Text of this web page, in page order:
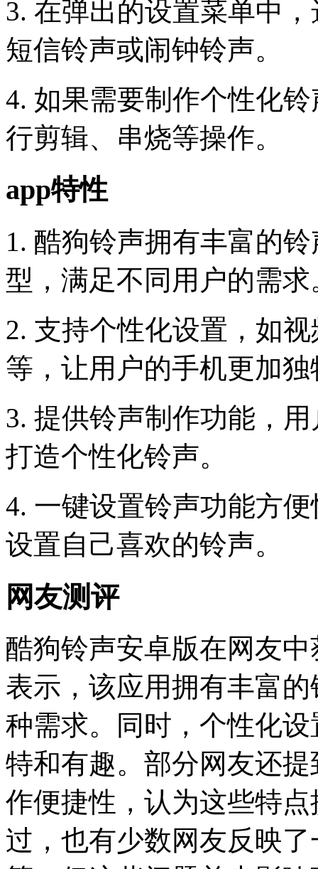
3. 在弹出的设置菜单中
短信铃声或闹钟铃声。
4. 如果需要制作个性化
行剪辑、串烧等操作。
app特性
1. 酷狗铃声拥有丰富的
型，满足不同用户的需求
2. 支持个性化设置，如
等，让用户的手机更加独
3. 提供铃声制作功能，
打造个性化铃声。
4. 一键设置铃声功能方
设置自己喜欢的铃声。
网友测评
酷狗铃声安卓版在网友
表示，该应用拥有丰富
种需求。同时，个性化
特和有趣。部分网友还
作便捷性，认为这些特
过，也有少数网友反映